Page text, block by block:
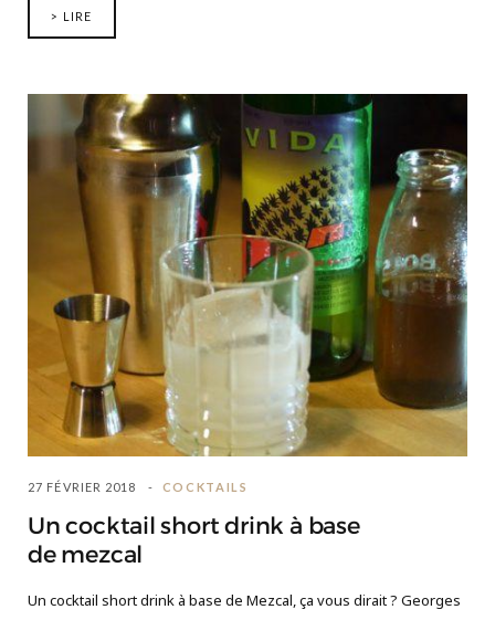
> LIRE
27 FÉVRIER 2018 COCKTAILS
Un cocktail short drink à base
de mezcal
Un cocktail short drink à base de Mezcal, ça vous dirait ? Georges